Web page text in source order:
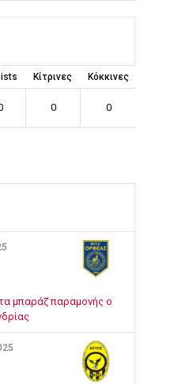
Κίτρινες Κόκκινες
0 0
μπαράζ παραμονής ο